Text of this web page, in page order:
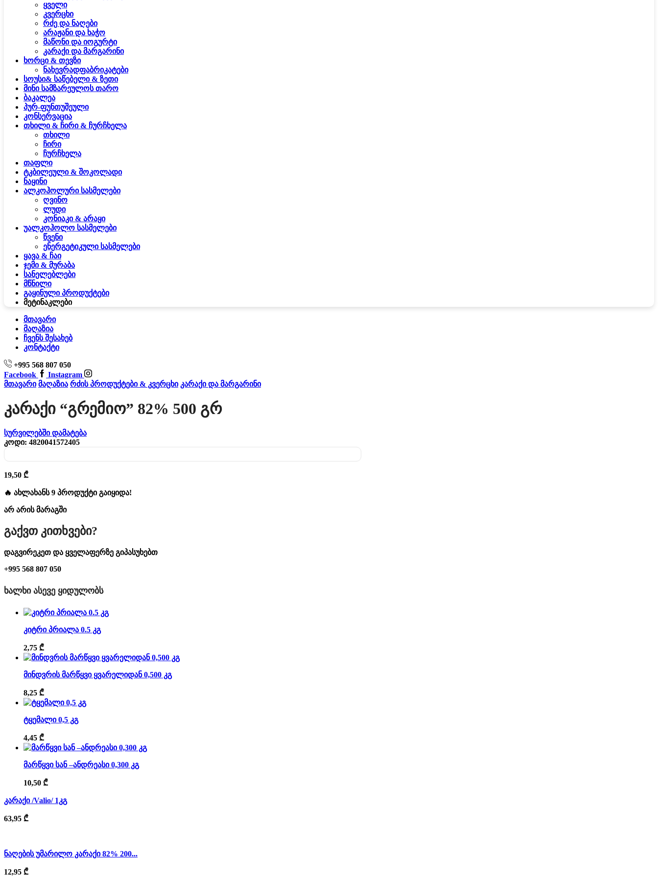
ყველი
კვერცხი
რძე და ნაღები
არაჟანი და ხაჭო
მაწონი და იოგურტი
კარაქი და მარგარინი
ხორცი & თევზი
ნახევრადფაბრიკატები
სოუსი& საწებელი & ზეთი
მინი სამზარეულოს თარო
ბაკალეა
პურ-ფუნთუშეული
კონსერვაცია
თხილი & ჩირი & ჩურჩხელა
თხილი
ჩირი
ჩურჩხელა
თაფლი
ტკბილეული & შოკოლადი
ნაყინი
ალკოჰოლური სასმელები
ღვინო
ლუდი
კონიაკი & არაყი
უალკოჰოლო სასმელები
წვენი
ენერგეტიკული სასმელები
ყავა & ჩაი
ჯემი & მურაბა
სანელებლები
მწნილი
გაყინული პროდუქტები
მეტინაკლები
მთავარი
მაღაზია
ჩვენს შესახებ
კონტაქტი
+995 568 807 050
Facebook
Instagram
მთავარი მაღაზია რძის პროდუქტები & კვერცხი კარაქი და მარგარინი
Კარაქი “გრემიო” 82% 500 Გრ
სურვილებში დამატება
კოდი: 4820041572405
19,50 ₾
🔥 ახლახანს 9 პროდუქტი გაიყიდა!
არ არის მარაგში
Გაქვთ Კითხვები?
დაგვირეკეთ და ყველაფერზე გიპასუხებთ
+995 568 807 050
ᲮᲐᲚᲮᲘ ᲐᲡᲔᲕᲔ ᲧᲘᲓᲣᲚᲝᲑᲡ
კიტრი პრიალა 0.5 კგ
2,75 ₾
მინდვრის მარწყვი ყვარელიდან 0,500 კგ
8,25 ₾
ტყემალი 0,5 კგ
4,45 ₾
მარწყვი სან –ანდრეასი 0,300 კგ
10,50 ₾
კარაქი /Valio/ 1კგ
63,95 ₾
ნაღების უმარილო კარაქი 82% 200...
12,95 ₾